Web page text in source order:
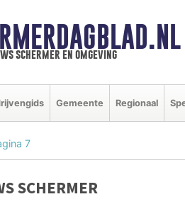
schermer en omgeving
Gemeente Regionaal
7
SCHERMER